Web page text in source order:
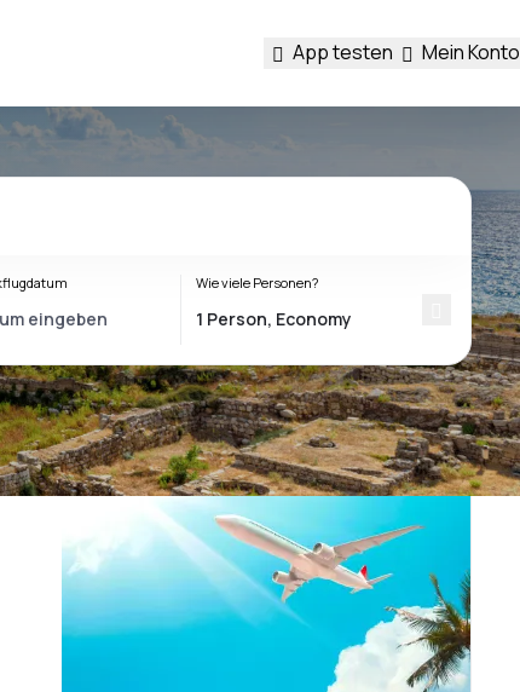
App testen Mein Konto
Wie viele Personen?